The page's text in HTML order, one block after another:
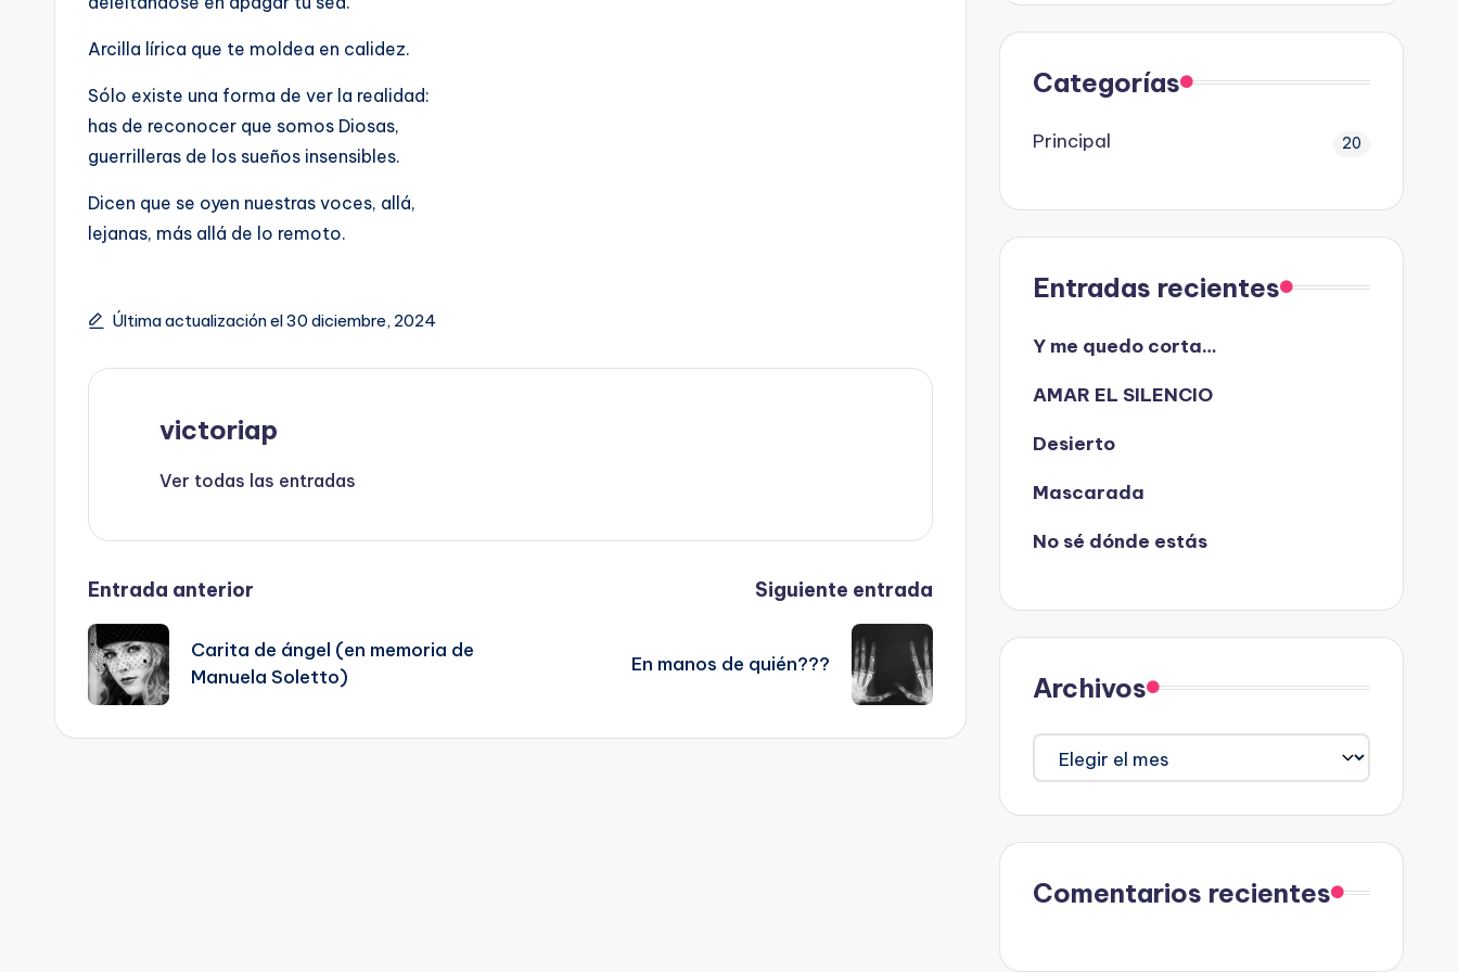
Arcilla lírica que te moldea en calidez.
Sólo existe una forma de ver la realidad:
has de reconocer que somos Diosas,
guerrilleras de los sueños insensibles.
Dicen que se oyen nuestras voces, allá,
lejanas, más allá de lo remoto.
Última actualización el 30 diciembre, 2024
victoriap
Ver todas las entradas
Navegación
de
entradas
Entrada anterior
Carita de ángel (en memoria de
Manuela Soletto)
Siguiente entrada
En manos de quién???
Categorías
Principal 20
Entradas recientes
Y me quedo corta…
AMAR EL SILENCIO
Desierto
Mascarada
No sé dónde estás
Archivos
Archivos
Comentarios recientes